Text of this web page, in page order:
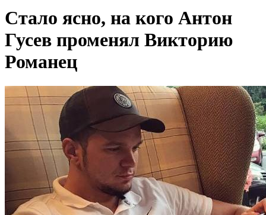
Стало ясно, на кого Антон
Гусев променял Викторию
Романец